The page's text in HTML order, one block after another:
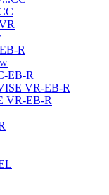
R
EB-R
VR-EB-R
VR-EB-R